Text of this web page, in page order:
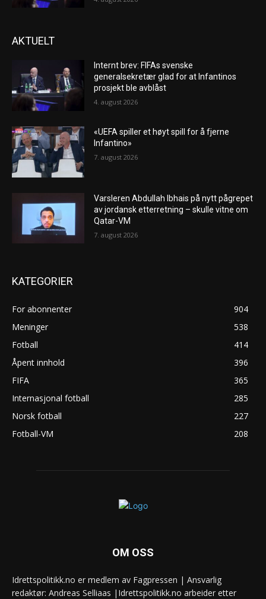
AKTUELT
Internt brev: FIFAs svenske
generalsekretær glad for at Infantinos
prosjekt ble avblåst
4. august 2026
«UEFA spiller et høyt spill for å fjerne
Infantino»
7. august 2026
Varsleren Abdullah Ibhais på nytt pågrepet
av jordansk etterretning – skulle vitne om
Qatar-VM
7. august 2026
KATEGORIER
For abonnenter
904
Meninger
538
Fotball
414
Åpent innhold
396
FIFA
365
Internasjonal fotball
285
Norsk fotball
227
Fotball-VM
208
OM OSS
Idrettspolitikk.no er medlem av Fagpressen | Ansvarlig
redaktør: Andreas Selliaas |Idrettspolitikk.no arbeider etter